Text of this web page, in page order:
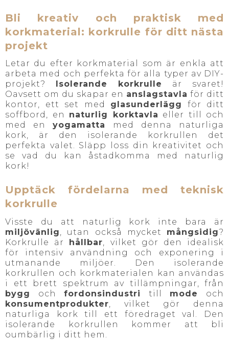
Bli kreativ och praktisk med
korkmaterial: korkrulle för ditt nästa
projekt
Letar du efter korkmaterial som är enkla att
arbeta med och perfekta för alla typer av DIY-
projekt?
Isolerande korkrulle
är svaret!
Oavsett om du skapar en anslagstavla för ditt
kontor, ett set med glasunderlägg
för ditt
soffbord, en naturlig korktavla eller till och
med enyogamatta
med denna naturliga
kork, är den isolerande korkrullen det
perfekta valet. Släpp loss din kreativitet och
se vad du kan åstadkomma med naturlig
kork!
Upptäck fördelarna med teknisk
korkrulle
Visste du att naturlig kork inte bara är
miljövänlig
, utan också mycket mångsidig?
Korkrulle är hållbar , vilket gör den idealisk
för intensiv användning och exponering i
utmanande miljöer. Den isolerande
korkrullen och korkmaterialen kan användas
i ett brett spektrum av tillämpningar, från
bygg
ochfordonsindustri till mode
och
konsumentprodukter , vilket gör denna
naturliga kork till ett föredraget val. Den
isolerande korkrullen kommer att bli
oumbärlig i ditt hem.